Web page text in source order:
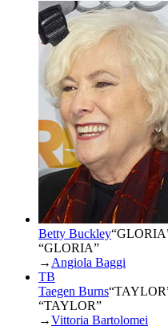
Betty Buckley“GLORIA
“GLORIA”
→ Angiola Baggi
TB
Taegen Burns“TAYLOR
“TAYLOR”
→Vittoria Bartolomei